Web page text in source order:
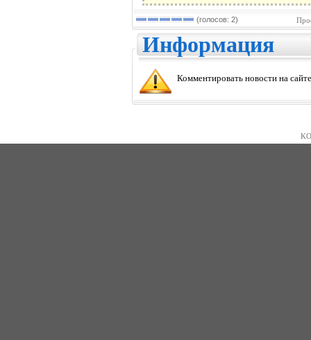
(голосов: 2)
Информация
Комментировать новости на